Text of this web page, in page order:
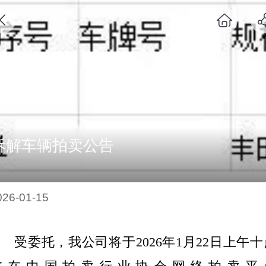
解车辆拍卖公告
01-15
受委托，我公司将于2026年1月22日上午